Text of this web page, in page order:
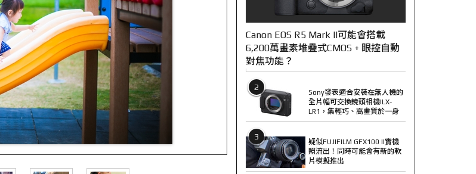
Canon EOS R5 Mark II可能會搭載
6,200萬畫素堆疊式CMOS + 眼控自動
對焦功能？
2
Sony發表適合安裝在無人機的
全片幅可交換鏡頭相機ILX-
LR1，集輕巧、高畫質於一身
3
疑似FUJIFILM GFX100 II實機
照流出！同時可能會有新的軟
片模擬推出